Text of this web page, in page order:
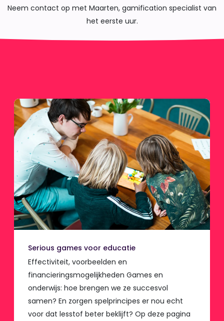
Neem contact op met Maarten, gamification specialist van
het eerste uur.
Serious games voor educatie
Effectiviteit, voorbeelden en
financieringsmogelijkheden Games en
onderwijs: hoe brengen we ze succesvol
samen? En zorgen spelprincipes er nou echt
voor dat lesstof beter beklijft? Op deze pagina